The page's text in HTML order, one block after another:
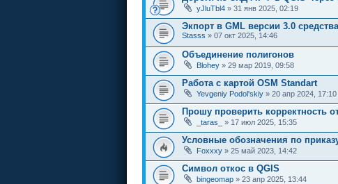
yJluTbl4 » 31 янв 2025, 02:19
Экпорт в GML версии 3.0
Stasss » 07 окт 2025, 14:46
Объединение полигонов
Blohey » 29 мар 2019, 09:58
Работа с картой OSM Standart
Yevgeniy Podol'skiy » 20 апр 2024, 17:10
Прошу проверить корректность
_taras_ » 17 июл 2025, 15:35
Условные обозначения по
Foxxxy » 25 май 2023, 14:42
Символ откос в QGIS
bingeomap » 23 апр 2025, 13:44